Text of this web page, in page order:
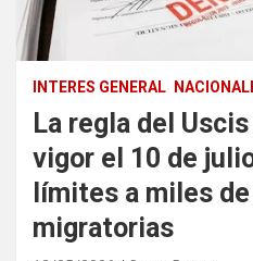
INTERES GENERAL
La regla del
vigor el 10 de
límites a miles
migratorias